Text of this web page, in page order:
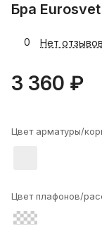
Бра
0 Нет отзывов
3 360 ₽
Цвет арматуры/
Цвет плафонов/